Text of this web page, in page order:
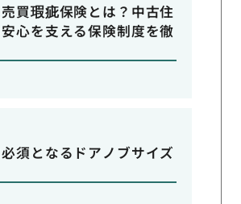
買瑕疵保険とは？中古住
心を支える保険制度を徹
須となるドアノブサイズ